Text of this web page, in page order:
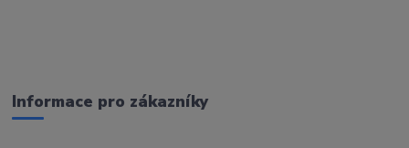
Informace pro zákazníky